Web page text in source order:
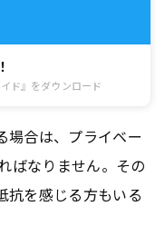
ド』をダウンロード
場合は、プライベー
ばなりません。その
抗を感じる方もいる